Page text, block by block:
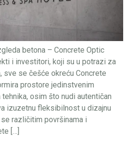
betona – Concrete Optic
i investitori, koji su u potrazi za
sve se češće okreću Concrete
prostore jedinstvenim
osim što nudi autentičan
izuzetnu fleksibilnost u dizajnu
različitim površinama i
[…]